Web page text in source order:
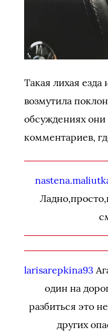
Такая лихая езда
возмутила
обсуждениях
комментариев,
larisarepkina93
один на
разбиться это
других